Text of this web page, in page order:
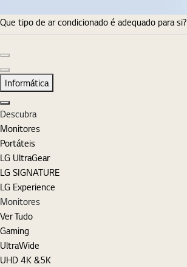
Que tipo de ar condicionado é adequado para si?
Diapositivo seguinte
Informática
Fechar
Descubra
Monitores
Portáteis
LG UltraGear
LG SIGNATURE
LG Experience
Monitores
Ver Tudo
Gaming
UltraWide
UHD 4K &5K